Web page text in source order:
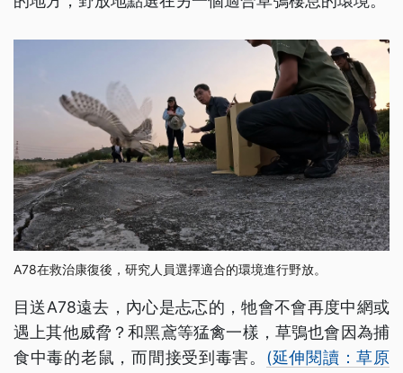
A78在救治康復後，研究人員選擇適合的環境進行野放。
目送A78遠去，內心是忐忑的，牠會不會再度中網或
遇上其他威脅？和黑鳶等猛禽一樣，草鴞也會因為捕
食中毒的老鼠，而間接受到毒害。 (延伸閱讀：草原